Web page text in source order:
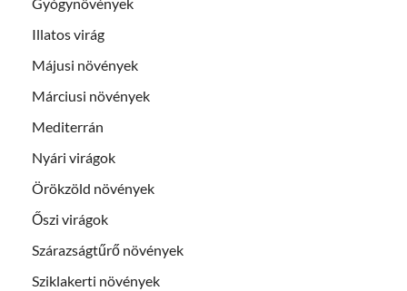
Illatos virág
Májusi növények
Márciusi növények
Mediterrán
Nyári virágok
Örökzöld növények
Őszi virágok
Szárazságtűrő növények
Sziklakerti növények